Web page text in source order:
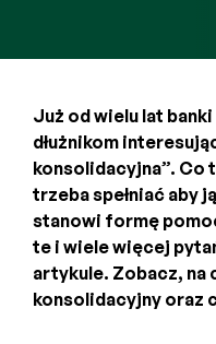
Już od wielu lat
dłużnikom
konsolidacyjna”. Co
trzeba spełniać aby
stanowi formę
te i wiele więcej
artykule. Zobacz, na
konsolidacyjny oraz